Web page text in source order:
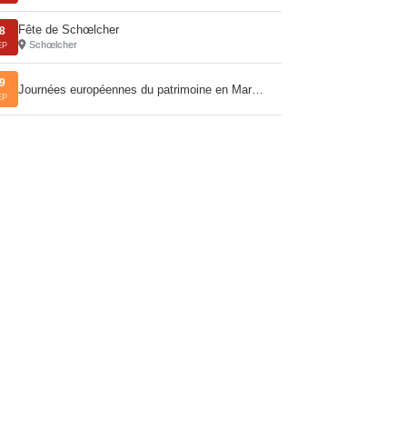
Fête de Schœlcher
Schœlcher
Journées européennes du patrimoine en Mar…